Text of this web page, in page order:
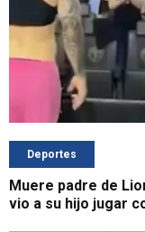
Deportes
Muere padre de
vio a su hijo jugar